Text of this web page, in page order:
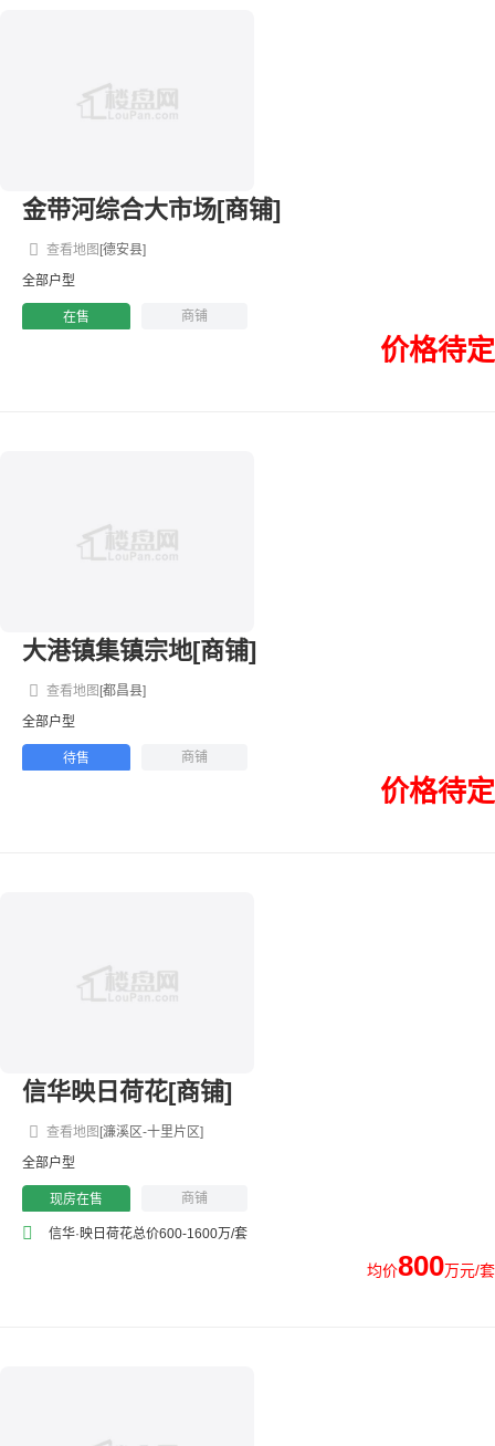
金带河综合大市场[商铺]
[德安县]
查看地图
全部户型
在售 商铺
价格待定
大港镇集镇宗地[商铺]
[都昌县]
查看地图
全部户型
待售 商铺
价格待定
信华映日荷花[商铺]
[濂溪区-十里片区]
查看地图
全部户型
现房在售 商铺
信华·映日荷花总价600-1600万/套
均价800万元/套